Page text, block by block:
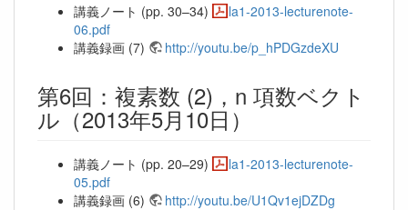
講義ノート (pp. 30–34)
la1-2013-lecturenote-
06.pdf
講義録画 (7)
http://youtu.be/p_hPDGzdeXU
第6回：複素数 (2)，n 項数ベクト
ル（2013年5月10日）
講義ノート (pp. 20–29)
la1-2013-lecturenote-
05.pdf
講義録画 (6)
http://youtu.be/U1Qv1ejDZDg